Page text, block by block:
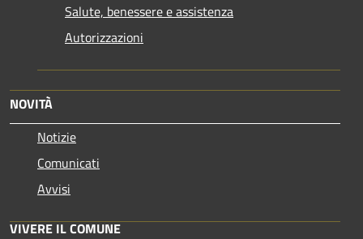
Salute, benessere e assistenza
Autorizzazioni
NOVITÀ
Notizie
Comunicati
Avvisi
VIVERE IL COMUNE